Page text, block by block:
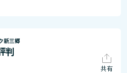
新三郷
判
共有